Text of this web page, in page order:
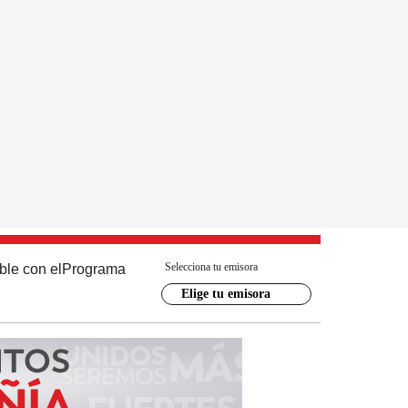
con el Programa Selecciona tu emisora
Elige tu emisora